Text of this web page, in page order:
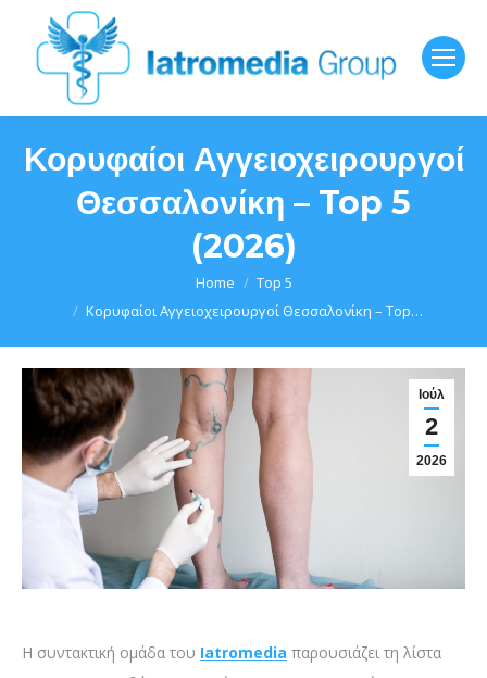
Κορυφαίοι Αγγειοχειρουργοί
Θεσσαλονίκη – Top 5
(2026)
Home
Top 5
Κορυφαίοι Αγγειοχειρουργοί Θεσσαλονίκη – Top…
Ιούλ
2
2026
Η συντακτική ομάδα του Iatromedia παρουσιάζει τη λίστα